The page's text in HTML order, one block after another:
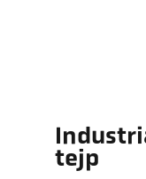
tejp